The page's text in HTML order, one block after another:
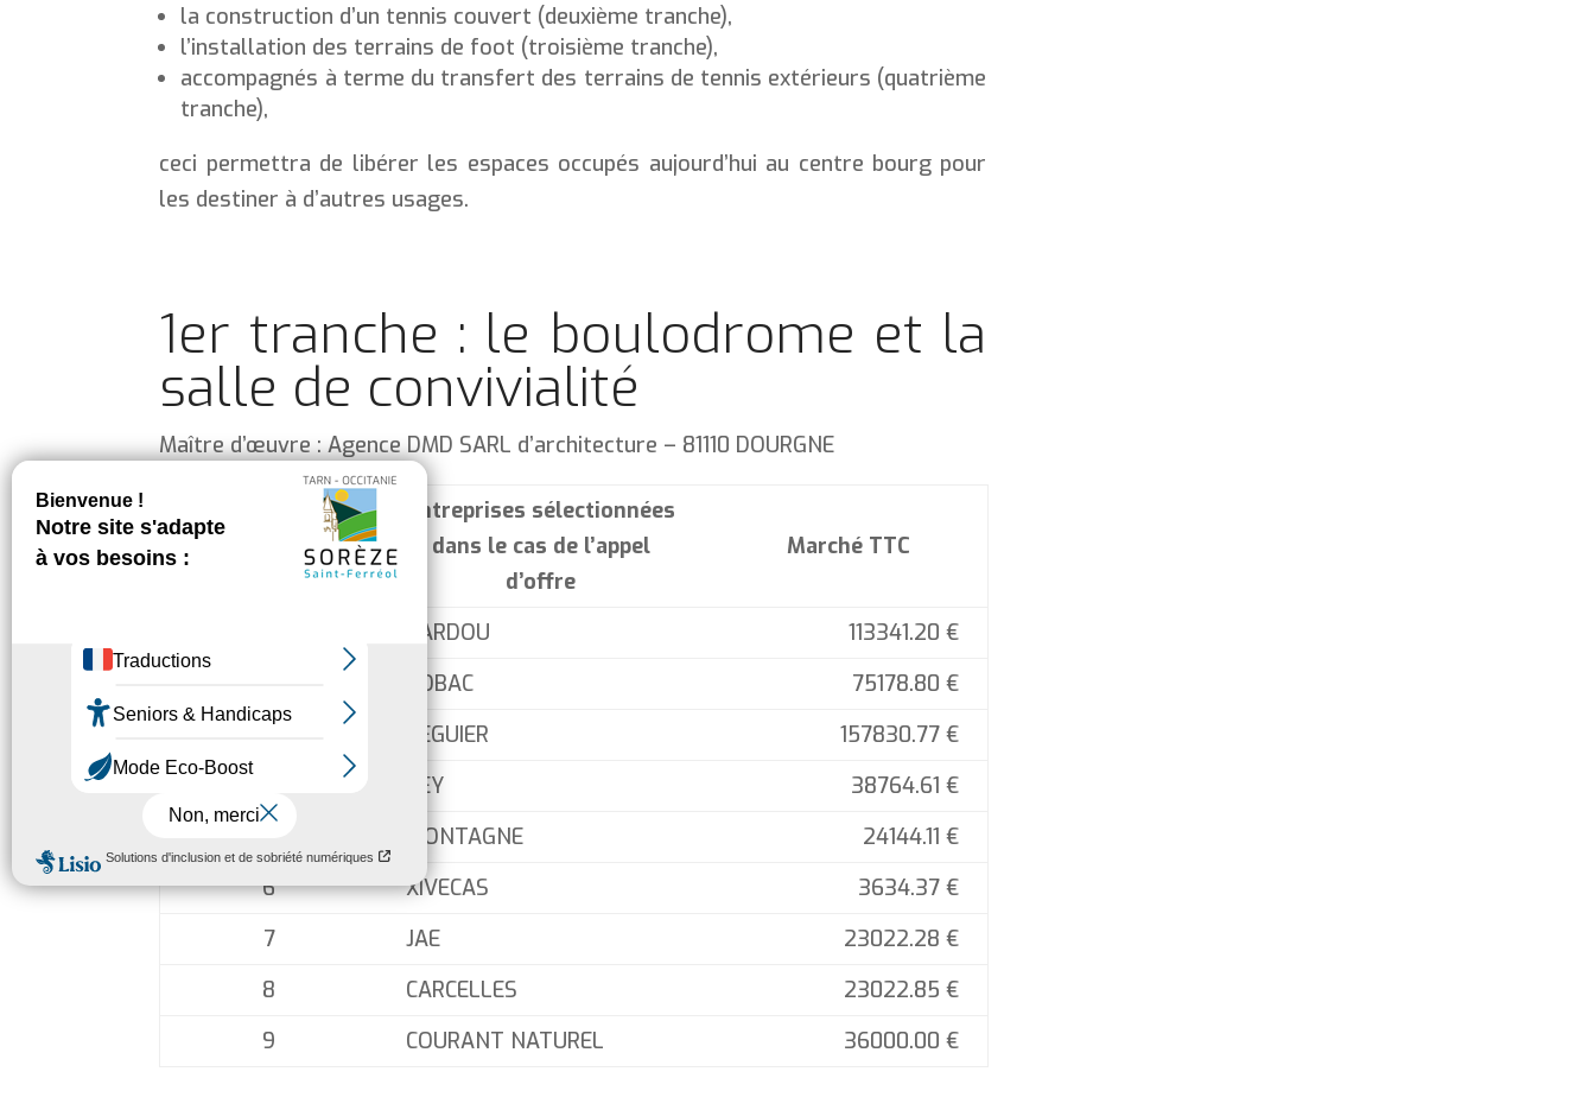
la construction d’un tennis couvert (deuxième tranche),
l’installation des terrains de foot (troisième tranche),
accompagnés à terme du transfert des terrains de tennis extérieurs (quatrième
tranche),
ceci permettra de libérer les espaces occupés aujourd’hui au centre bourg pour
les destiner à d’autres usages.
1er tranche : le boulodrome et la
salle de convivialité
Maître d’œuvre : Agence DMD SARL d’architecture – 81110 DOURGNE
Entreprises sélectionnées
dans le cas de l’appel
d’offre
Marché TTC
BARDOU
113341.20 €
SOBAC
75178.80 €
SEGUIER
157830.77 €
REY
38764.61 €
MONTAGNE
24144.11 €
6
XIVECAS
3634.37 €
7
JAE
23022.28 €
8
CARCELLES
23022.85 €
9
COURANT NATUREL 36000.00 €